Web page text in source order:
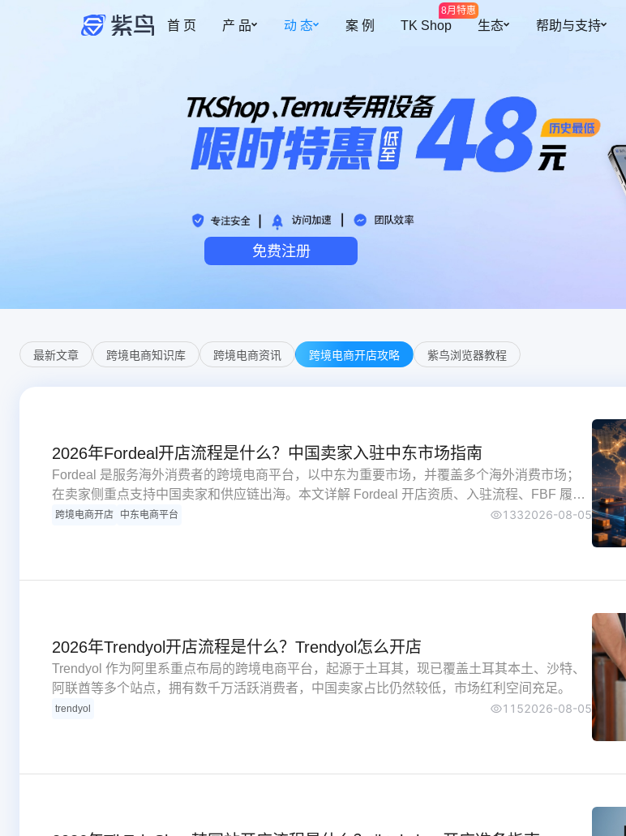
首 页 产 品 动 态
博客
案 例 TK Shop
8月特惠
生态
插件中心
跨境导航
帮助与支持
私有化部署
关于我们
为账号提供安全专属的登录环境
事中监管
智能操作截图，保障账号安全
事后追溯
海量网络资源
覆盖300+地区资源
免费注册
最新文章 跨境电商知识库 跨境电商资讯 跨境电商开店攻略 紫鸟浏览器教程
2026年Fordeal开店流程是什么？中国卖家入驻中东市场指南
Fordeal 是服务海外消费者的跨境电商平台，以中东为重要市场，并覆盖多个海外消费市场；
在卖家侧重点支持中国卖家和供应链出海。本文详解 Fordeal 开店资质、入驻流程、FBF 履
约、费用核算与新手运营方法。
跨境电商开店 中东电商平台 1332026-08-05
2026年Trendyol开店流程是什么？Trendyol怎么开店
Trendyol 作为阿里系重点布局的跨境电商平台，起源于土耳其，现已覆盖土耳其本土、沙特、
阿联酋等多个站点，拥有数千万活跃消费者，中国卖家占比仍然较低，市场红利空间充足。
trendyol 1152026-08-05